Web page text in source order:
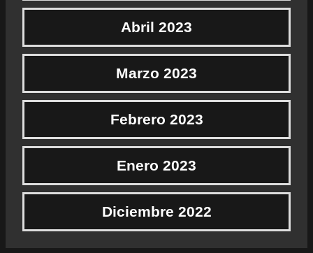
Abril 2023
Marzo 2023
Febrero 2023
Enero 2023
Diciembre 2022